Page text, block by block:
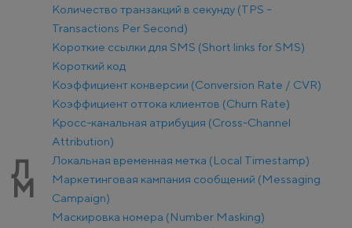
Количество транзакций в секунду (TPS –
Transactions Per Second)
Короткие ссылки для SMS (Short links for SMS)
Короткий код
Коэффициент конверсии (Conversion Rate / CVR)
Коэффициент оттока клиентов (Churn Rate)
Кросс-канальная атрибуция (Cross-Channel
Attribution)
Л Локальная временная метка (Local Timestamp)
М
Маркетинговая кампания сообщений (Messaging
Campaign)
Маскировка номера (Number Masking)